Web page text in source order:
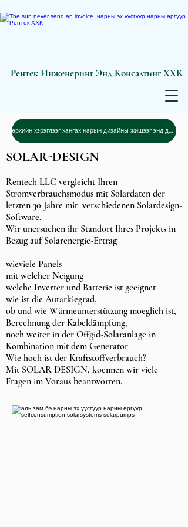
Рентек Инженеринг Энд Консалтинг ХХК
өрхийн хэрэглээг хангах нарын дизайны жишээг энд дарж уншина уу.
SOLAR-DESIGN
Rentech LLC vergleicht Ihren
Stromverbrauchsmodus mit Solardaten der
letzten 30 Jahre mit verschiedenen Solardesign-
Software.
Wir unersuchen ihr Standort Ihres Projekts in
Bezug auf Solarenergie-Ertrag
wieviele Panels
mit welcher Neigung
welche Inverter und Batterie ist geeignet
wie ist die Autarkiegrad,
ob und wie Wärmeunterstützung moeglich ist,
Berechnung der Kabeldämpfung,
noch weiter in der Offgid-Solaranlage in
Kombination mit dem Generator
Wie hoch ist der Kraftstoffverbrauch?
Mit SOLAR DESIGN, koennen wir viele
Fragen im Voraus beantworten.